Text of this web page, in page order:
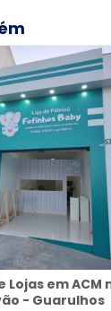
Lojas em ACM
- Guarulhos